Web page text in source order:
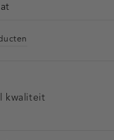
kwaliteit